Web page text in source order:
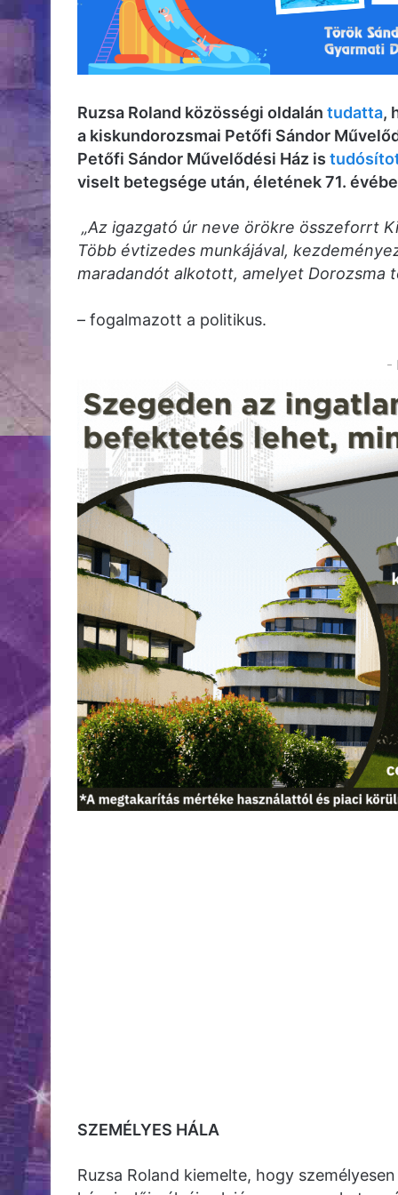
Ruzsa Roland közösségi oldalán tudatta,
a kiskundorozsmai Petőfi Sándor
Petőfi Sándor Művelődési Ház is
viselt betegsége után, életének 71.
„Az igazgató úr neve örökre összeforrt
Több évtizedes munkájával,
maradandót alkotott, amelyet Dorozsma
– fogalmazott a politikus.
-
SZEMÉLYES HÁLA
Ruzsa Roland kiemelte, hogy